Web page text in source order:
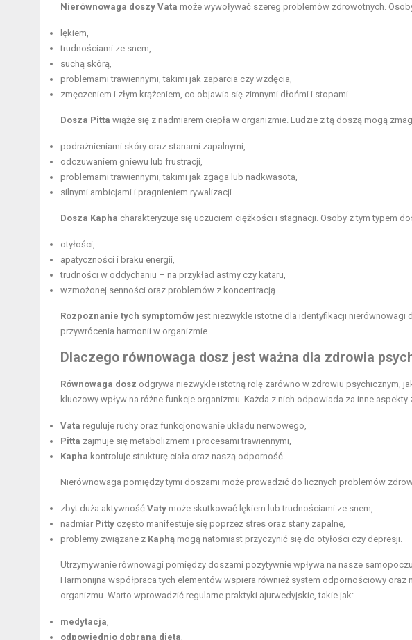
Nierównowaga doszy Vata może wywoływać szereg problemów zdrowotnych.
lękiem,
trudnościami ze snem,
suchą skórą,
problemami trawiennymi, takimi jak zaparcia czy wzdęcia,
zmęczeniem i złym krążeniem, co objawia się zimnymi dłońmi i stopami.
Dosza Pitta wiąże się z nadmiarem ciepła w organizmie. Ludzie z tą doszą mogą
podrażnieniami skóry oraz stanami zapalnymi,
odczuwaniem gniewu lub frustracji,
problemami trawiennymi, takimi jak zgaga lub nadkwasota,
silnymi ambicjami i pragnieniem rywalizacji.
Dosza Kapha charakteryzuje się uczuciem ciężkości i stagnacji. Osoby z tym typem
otyłości,
apatyczności i braku energii,
trudności w oddychaniu – na przykład astmy czy kataru,
wzmożonej senności oraz problemów z koncentracją.
Rozpoznanie tych symptomów jest niezwykle istotne dla identyfikacji
przywrócenia harmonii w organizmie.
Dlaczego równowaga dosz jest ważna dla zdrowia
Równowaga dosz odgrywa niezwykle istotną rolę zarówno w zdrowiu psychicznym,
kluczowy wpływ na różne funkcje organizmu. Każda z nich odpowiada za inne aspekty
Vata reguluje ruchy oraz funkcjonowanie układu nerwowego,
Pitta zajmuje się metabolizmem i procesami trawiennymi,
Kapha kontroluje strukturę ciała oraz naszą odporność.
Nierównowaga pomiędzy tymi doszami może prowadzić do licznych problemów
zbyt duża aktywność Vaty może skutkować lękiem lub trudnościami ze snem,
nadmiar Pitty często manifestuje się poprzez stres oraz stany zapalne,
problemy związane z Kaphą mogą natomiast przyczynić się do otyłości czy depresji.
Utrzymywanie równowagi pomiędzy doszami pozytywnie wpływa na nasze
Harmonijna współpraca tych elementów wspiera również system odpornościowy
organizmu. Warto wprowadzić regularne praktyki ajurwedyjskie, takie jak:
medytacja,
odpowiednio dobrana dieta,